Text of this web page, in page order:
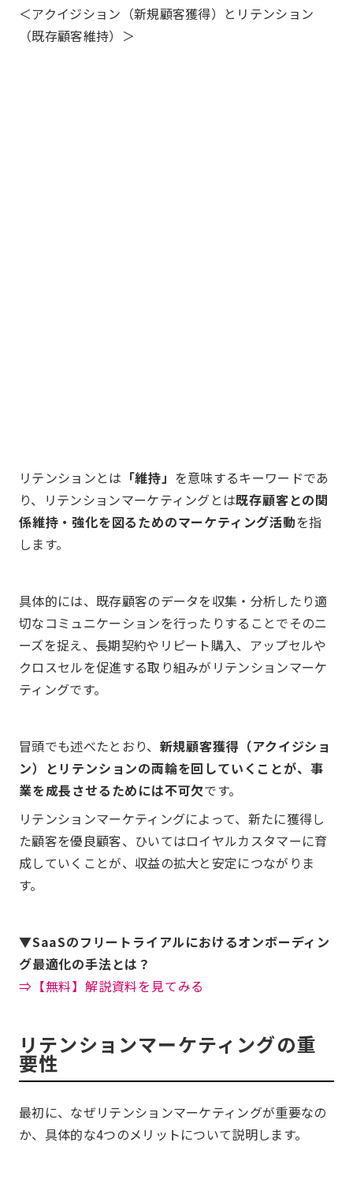
＜アクイジション（新規顧客獲得）とリテンション
（既存顧客維持）＞
リテンションとは 「維持」 を意味するキーワードであ
り、リテンションマーケティングとは既存顧客との関
係維持・強化を図るためのマーケティング活動を指
します。
具体的には、既存顧客のデータを収集・分析したり適
切なコミュニケーションを行ったりすることでそのニ
ーズを捉え、長期契約やリピート購入、アップセルや
クロスセルを促進する取り組みがリテンションマーケ
ティングです。
冒頭でも述べたとおり、 新規顧客獲得（アクイジショ
ン）とリテンションの両輪を回していくことが、事
業を成長させるためには不可欠です。
リテンションマーケティングによって、新たに獲得し
た顧客を優良顧客、ひいてはロイヤルカスタマーに育
成していくことが、収益の拡大と安定につながりま
す。
▼SaaSのフリートライアルにおけるオンボーディン
グ最適化の手法とは？
⇒【無料】解説資料を見てみる
リテンションマーケティングの重
要性
最初に、なぜリテンションマーケティングが重要なの
か、具体的な4つのメリットについて説明します。